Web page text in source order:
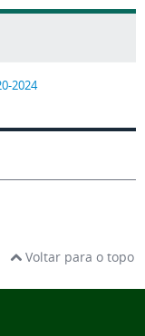
2024
Voltar para o topo